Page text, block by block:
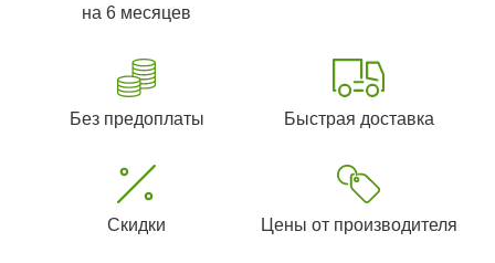
на 6 месяцев
Без предоплаты Быстрая доставка
Скидки Цены от производителя